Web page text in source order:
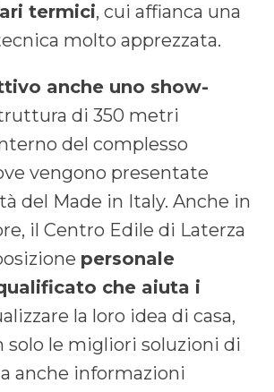
termici, cui affianca una
molto apprezzata.
anche uno show-
di 350 metri
del complesso
vengono presentate
del Made in Italy. Anche in
il Centro Edile di Laterza
personale
che aiuta i
la loro idea di casa,
solo le migliori soluzioni di
anche informazioni